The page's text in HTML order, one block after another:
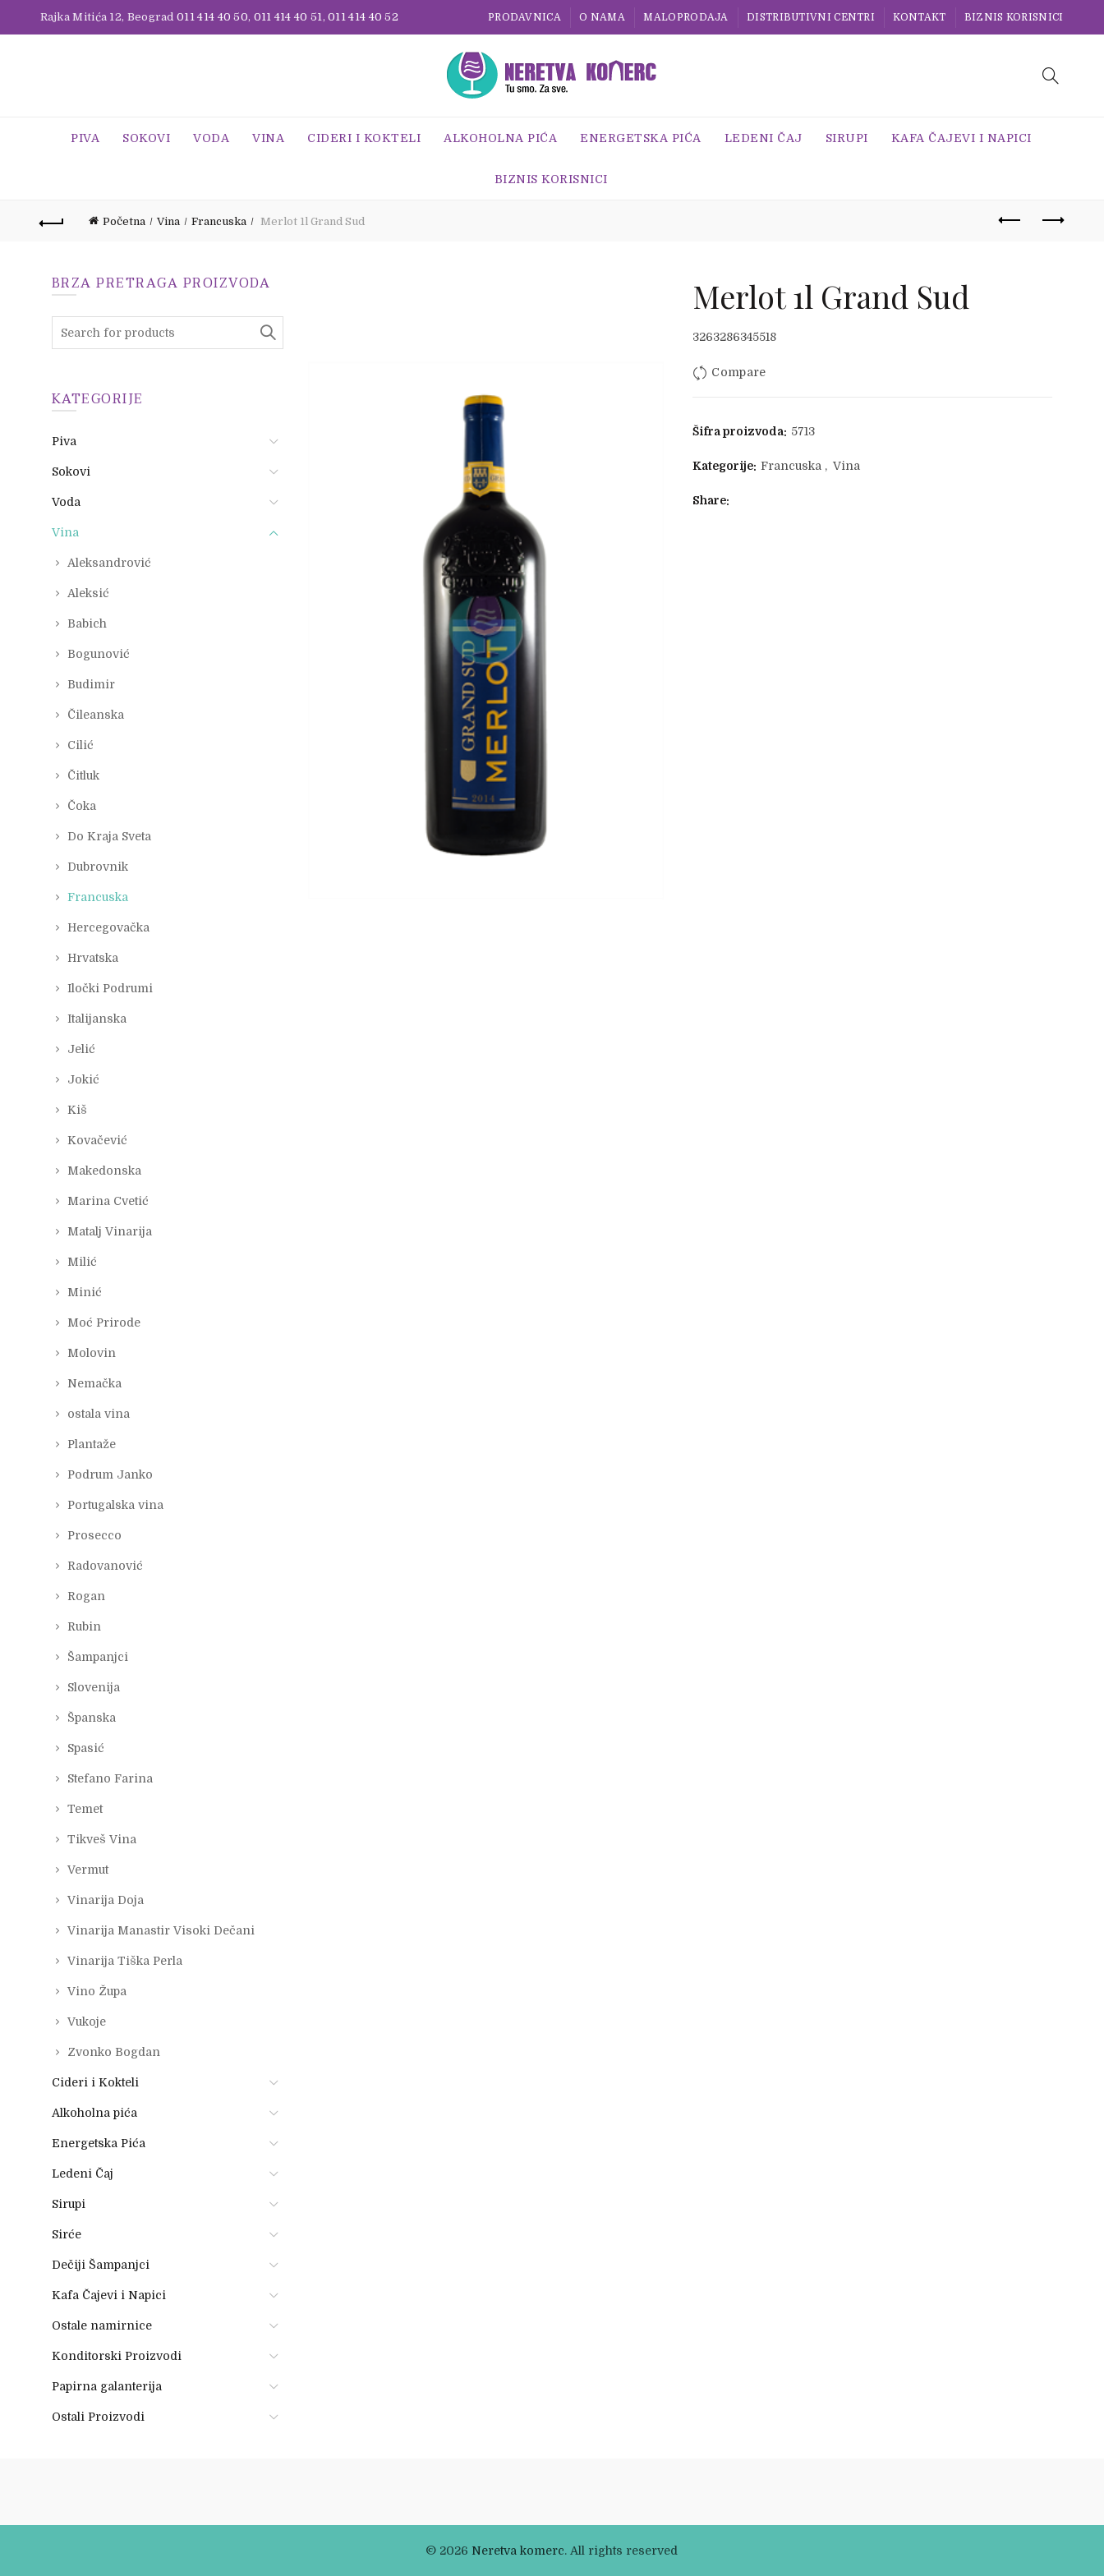
Rajka Mitića 12, Beograd011 414 40 50, 011 414 40 51,011 414 40 52 PRODAVNICA O NAMA MALOPRODAJA DISTRIBUTIVNI CENTRI KONTAKT BIZNIS KORISNICI
PIVA SOKOVI VODA VINA CIDERI I KOKTELI ALKOHOLNA PIĆA ENERGETSKA PIĆA LEDENI ČAJ SIRUPI KAFA ČAJEVI I NAPICI
BIZNIS KORISNICI
Početna Vina Francuska Merlot 1l Grand Sud
Merlot 1l Grand Sud
3263286345518
Compare
Šifra proizvoda: 5713
Kategorije: Francuska , Vina
Share
BRZA PRETRAGA PROIZVODA
KATEGORIJE
Piva
Sokovi
Voda
Vina
Aleksandrović
Aleksić
Babich
Bogunović
Budimir
Čileanska
Cilić
Čitluk
Čoka
Do Kraja Sveta
Dubrovnik
Francuska
Hercegovačka
Hrvatska
Iločki Podrumi
Italijanska
Jelić
Jokić
Kiš
Kovačević
Makedonska
Marina Cvetić
Matalj Vinarija
Milić
Minić
Moć Prirode
Molovin
Nemačka
ostala vina
Plantaže
Podrum Janko
Portugalska vina
Prosecco
Radovanović
Rogan
Rubin
Šampanjci
Slovenija
Španska
Spasić
Stefano Farina
Temet
Tikveš Vina
Vermut
Vinarija Doja
Vinarija Manastir Visoki Dečani
Vinarija Tiška Perla
Vino Župa
Vukoje
Zvonko Bogdan
Cideri i Kokteli
Alkoholna pića
Energetska Pića
Ledeni Čaj
Sirupi
Sirće
Dečiji Šampanjci
Kafa Čajevi i Napici
Ostale namirnice
Konditorski Proizvodi
Papirna galanterija
Ostali Proizvodi
© 2026 Neretva komerc. All rights reserved